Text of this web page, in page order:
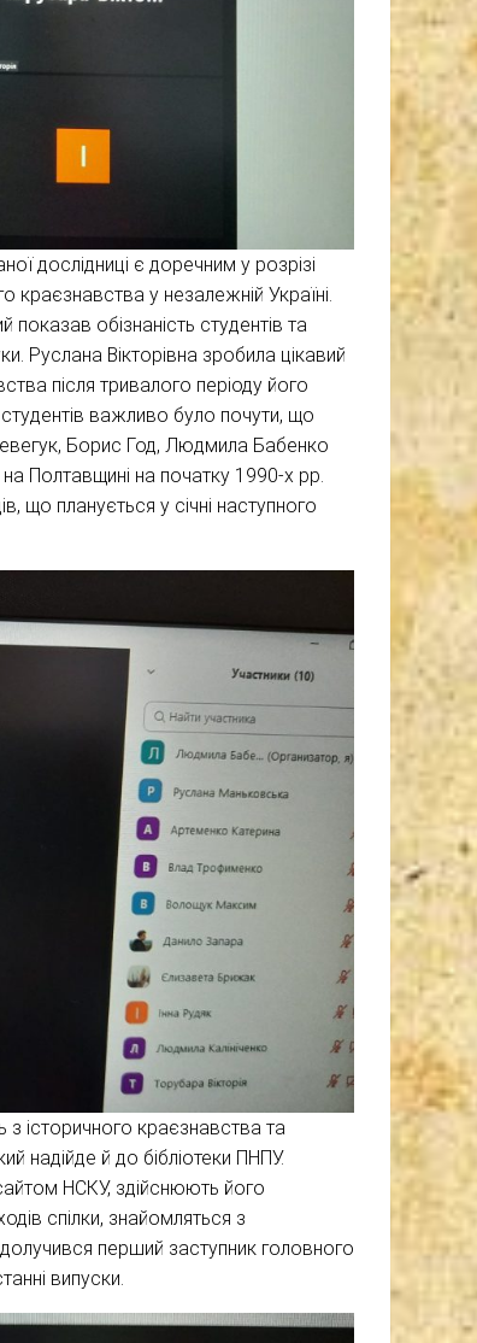
дослідниці є доречним у розрізі
краєзнавства у незалежній Україні.
показав обізнаність студентів та
Руслана Вікторівна зробила цікавий
після тривалого періоду його
студентів важливо було почути, що
Борис Год, Людмила Бабенко
Полтавщині на початку 1990-х рр.
що планується у січні наступного
з історичного краєзнавства та
надійде й до бібліотеки ПНПУ.
НСКУ, здійснюють його
спілки, знайомляться з
перший заступник головного
випуски.